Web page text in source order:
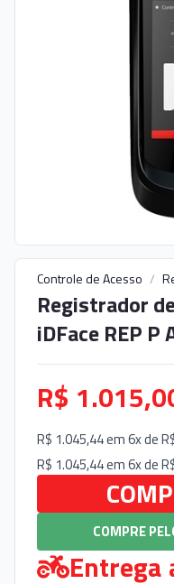
Controle de Acesso /
Registrador
iDFace REP P
R$
R$ 1.045,44 em 6x de
R$ 1.045,44 em 6x de
Quantidade
COMPRE
Entrega